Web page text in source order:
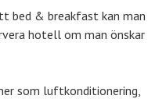
bed & breakfast kan man
hotell om man önskar
som luftkonditionering,